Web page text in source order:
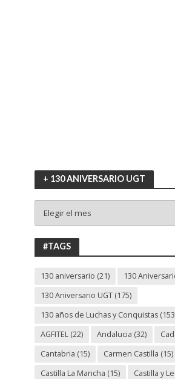
+ 130 ANIVERSARIO UGT
130
ANIVERSARIO
UGT
#TAGS
130 aniversario (21) 130
130 Aniversario UGT(175)
130 años de Luchas y Conquistas
AGFITEL(22) Andalucia (32)
Cantabria (15) Carmen Castilla (15)
Castilla La Mancha (15) Castilla y